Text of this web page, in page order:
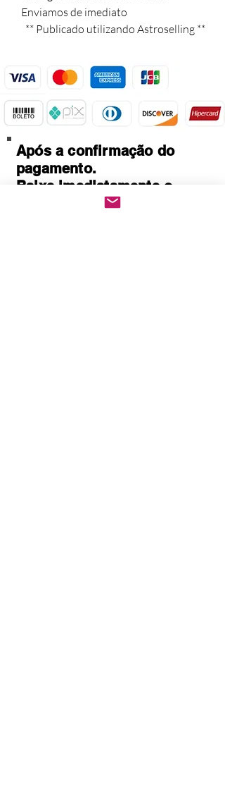
Enviamos de imediato
** Publicado utilizando Astroselling **
Após a confirmação do
pagamento.
Baixe imediatamente o
pedido PDF.